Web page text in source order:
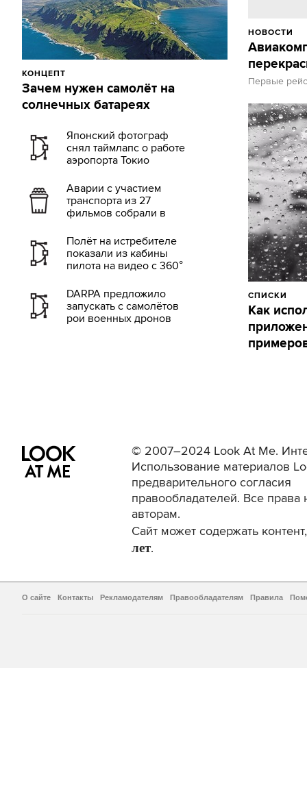
КОНЦЕПТ
Зачем нужен самолёт на
солнечных батареях
Японский фотограф
снял таймлапс о работе
аэропорта Токио
Аварии с участием
транспорта из 27
фильмов собрали в
Полёт на истребителе
показали из кабины
пилота на видео с 360°
DARPA предложило
запускать с самолётов
рои военных дронов
НОВОСТИ
Первые
СПИСКИ
Как
© 2007–2024 Look At Me.
Использование материалов
предварительного согласия
правообладателей. Все права
авторам.
Сайт может содержать
лет.
О сайте Контакты Рекламодателям Правообладателям Правила